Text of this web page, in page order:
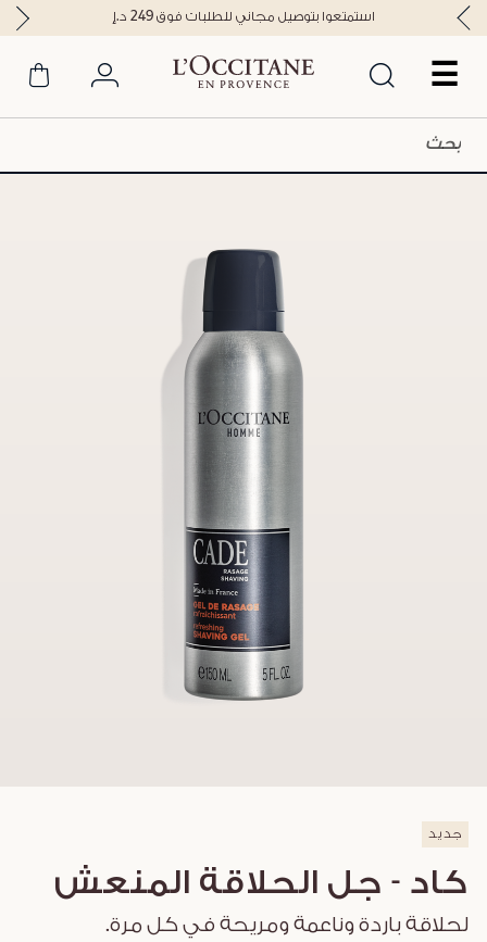
☰
استمتعوا بتوصيل مجاني للطلبات فوق 249 د.إ
جديد
كاد - جل الحلاقة المنعش
لحلاقة باردة وناعمة ومريحة في كل مرة.